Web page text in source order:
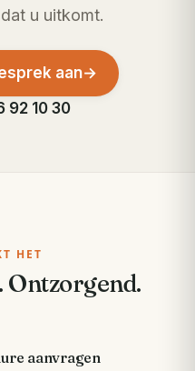
u uitkomt.
aan→
92 10 30
HET
aanvragen